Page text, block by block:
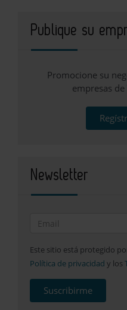
Publique su
Promocione su
empresas
Newsletter
Este sitio está protegido
Política de privacidad y los
Suscribirme